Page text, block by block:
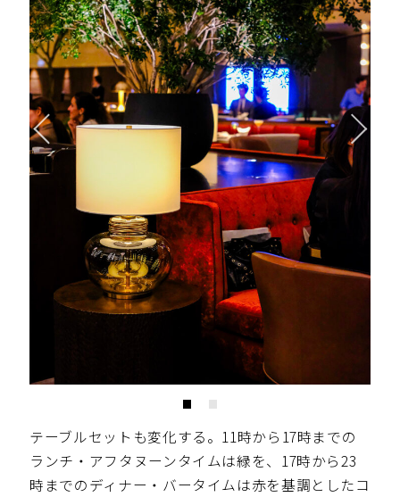
テーブルセットも変化する。11時から17時までの
ランチ・アフタヌーンタイムは緑を、17時から23
時までのディナー・バータイムは赤を基調としたコ